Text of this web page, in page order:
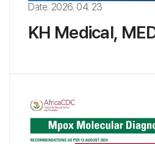
Date. 2026. 04. 23